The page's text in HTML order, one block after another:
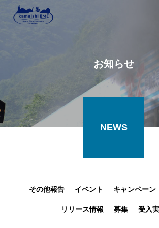
お知らせ
NEWS
その他報告 イベント キャンペーン
リリース情報 募集 受入